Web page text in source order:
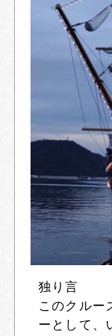
独り言
このクルー
ーとして、